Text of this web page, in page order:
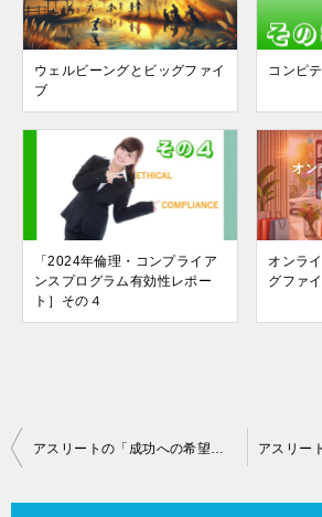
ウェルビーングとビッグファイ
ブ
コンピ
「2024年倫理・コンプライア
ンスプログラム有効性レポー
ト］その４
オンラ
グファ
投